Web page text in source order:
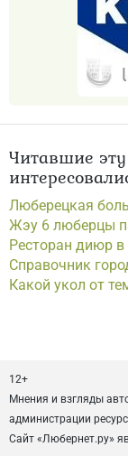
Читавшие
Люберецкая
Жэу 6 люберцы
Ресторан диюр
Справочник
Какой укол от
12+
Мнения и взгляды
администрации
Сайт «Любернет.ру»